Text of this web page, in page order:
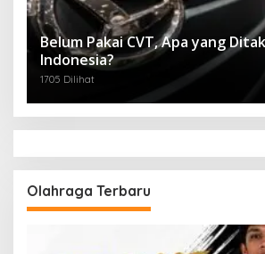
Belum Pakai CVT, Apa yang
Indonesia?
1705 Dilihat
Olahraga Terbaru